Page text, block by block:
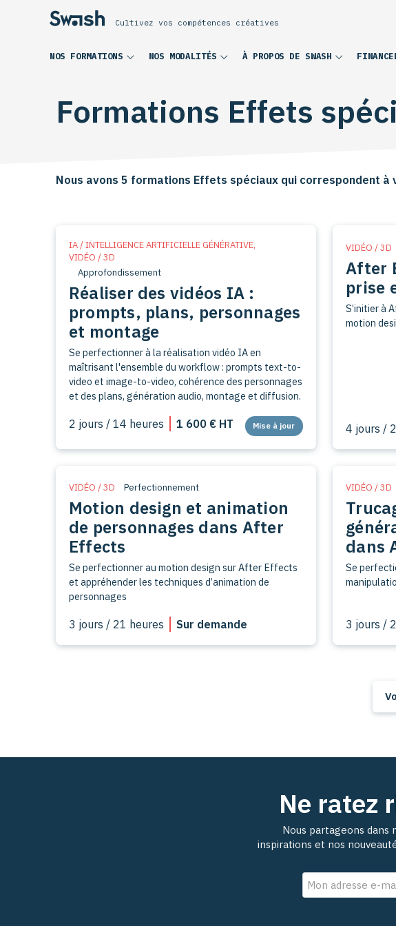
Cultivez vos compétences créatives
NOS FORMATIONS NOS MODALITÉS À PROPOS DE SWASH
Formations Effets
Nous avons 5 formations Effets spéciaux qui correspondent à
IA / INTELLIGENCE ARTIFICIELLE GÉNÉRATIVE,
VIDÉO / 3D
Approfondissement
Réaliser des vidéos IA :
prompts, plans, personnages
et montage
Se perfectionner à la réalisation vidéo IA en
maîtrisant l'ensemble du workflow : prompts text-to-
video et image-to-video, cohérence des personnages
et des plans, génération audio, montage et diffusion.
2 jours / 14 heures 1 600 € HT Mise à jour
VIDÉO / 3D
After
prise
S’initier à
motion
4 jours /
VIDÉO / 3D Perfectionnement
Motion design et animation
de personnages dans After
Effects
Se perfectionner au motion design sur After Effects
et appréhender les techniques d’animation de
personnages
3 jours / 21 heures Sur demande
VIDÉO / 3D
dans
Se
3 jours /
Ne ratez
Nous partageons
inspirations et nos